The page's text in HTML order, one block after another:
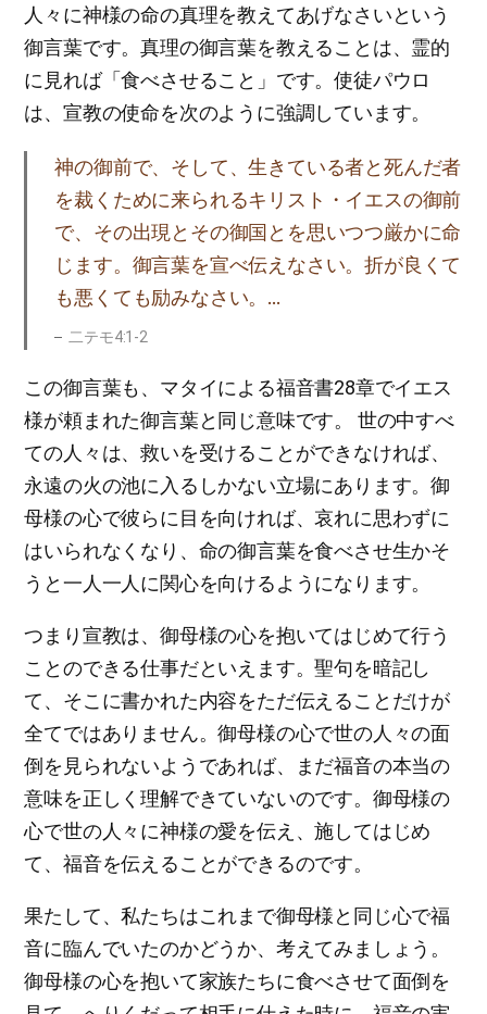
人々に神様の命の真理を教えてあげなさいという
御言葉です。真理の御言葉を教えることは、霊的
に見れば「食べさせること」です。使徒パウロ
は、宣教の使命を次のように強調しています。
神の御前で、そして、生きている者と死んだ者
を裁くために来られるキリスト・イエスの御前
で、その出現とその御国とを思いつつ厳かに命
じます。御言葉を宣べ伝えなさい。折が良くて
も悪くても励みなさい。…
二テモ4:1-2
この御言葉も、マタイによる福音書28章でイエス
様が頼まれた御言葉と同じ意味です。 世の中すべ
ての人々は、救いを受けることができなければ、
永遠の火の池に入るしかない立場にあります。御
母様の心で彼らに目を向ければ、哀れに思わずに
はいられなくなり、命の御言葉を食べさせ生かそ
うと一人一人に関心を向けるようになります。
つまり宣教は、御母様の心を抱いてはじめて行う
ことのできる仕事だといえます。聖句を暗記し
て、そこに書かれた内容をただ伝えることだけが
全てではありません。御母様の心で世の人々の面
倒を見られないようであれば、まだ福音の本当の
意味を正しく理解できていないのです。御母様の
心で世の人々に神様の愛を伝え、施してはじめ
て、福音を伝えることができるのです。
果たして、私たちはこれまで御母様と同じ心で福
音に臨んでいたのかどうか、考えてみましょう。
御母様の心を抱いて家族たちに食べさせて面倒を